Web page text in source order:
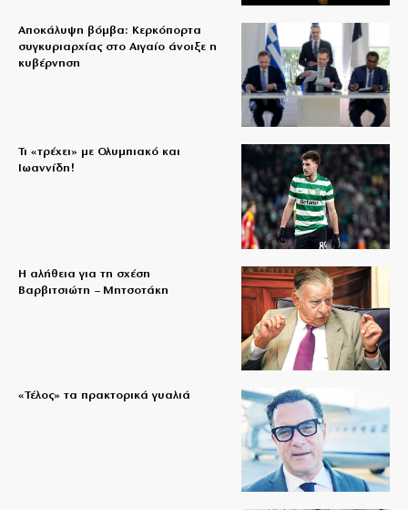
Αποκάλυψη βόμβα: Κερκόπορτα
συγκυριαρχίας στο Αιγαίο άνοιξε η
κυβέρνηση
Τι «τρέχει» με Ολυμπιακό και
Ιωαννίδη!
Η αλήθεια για τη σχέση
Βαρβιτσιώτη – Μητσοτάκη
«Τέλος» τα πρακτορικά γυαλιά